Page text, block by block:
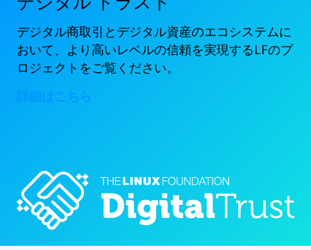
デジタル商取引とデジタル資産のエコシステムに
おいて、より高いレベルの信頼を実現するLFのプ
ロジェクトをご覧ください。
詳細はこちら